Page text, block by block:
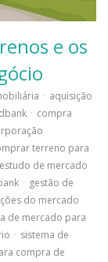
e os
· aquisição
· compra
terreno para
estudo de mercado
· gestão de
do mercado
de mercado para
· sistema de
compra de